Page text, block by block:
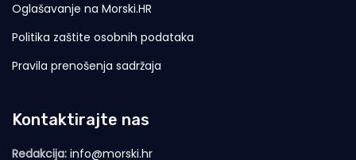
Oglašavanje na Morski.HR
Politika zaštite osobnih podataka
Pravila prenošenja sadržaja
Kontaktirajte nas
Redakcija: info@morski.hr